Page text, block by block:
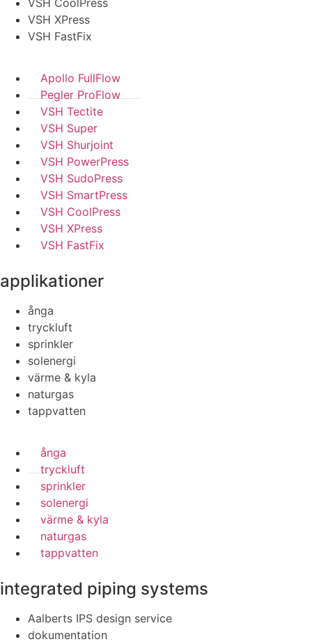
VSH CoolPress
VSH XPress
VSH FastFix
Apollo FullFlow
Pegler ProFlow
VSH Tectite
VSH Super
VSH Shurjoint
VSH PowerPress
VSH SudoPress
VSH SmartPress
VSH CoolPress
VSH XPress
VSH FastFix
applikationer
ånga
tryckluft
sprinkler
solenergi
värme & kyla
naturgas
tappvatten
ånga
tryckluft
sprinkler
solenergi
värme & kyla
naturgas
tappvatten
integrated piping systems
Aalberts IPS design service
dokumentation